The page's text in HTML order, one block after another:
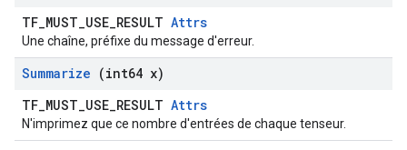
TF_MUST_USE_RESULT Attrs
Une chaîne, préfixe du message d'erreur.
Summarize (int64 x)
TF_MUST_USE_RESULT Attrs
N'imprimez que ce nombre d'entrées de chaque tenseur.